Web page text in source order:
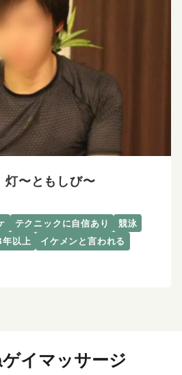
〜ともしび〜
テクニックに自信あり
競泳
以上 イケメンと言われる
イマッサージ